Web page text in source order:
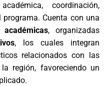
coordinación,
Cuenta con una
, organizadas
, los cuales integran
relacionados con las
región, favoreciendo un